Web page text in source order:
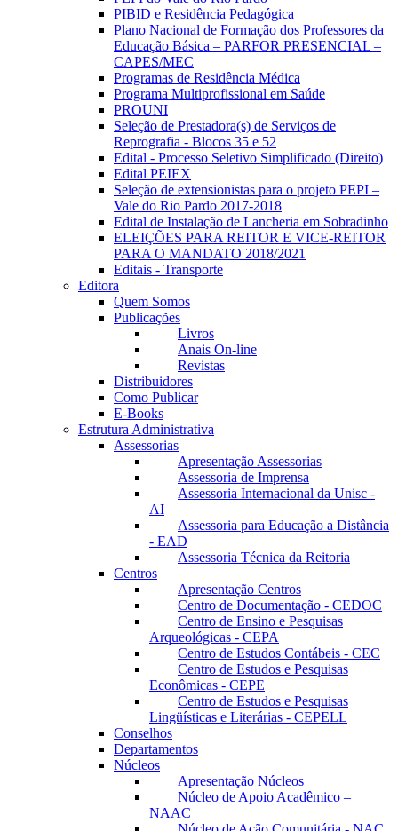
PIBID e Residência Pedagógica
Plano Nacional de Formação dos Professores da
Educação Básica – PARFOR PRESENCIAL –
CAPES/MEC
Programas de Residência Médica
Programa Multiprofissional em Saúde
PROUNI
Seleção de Prestadora(s) de Serviços de
Reprografia - Blocos 35 e 52
Edital - Processo Seletivo Simplificado (Direito)
Edital PEIEX
Seleção de extensionistas para o projeto PEPI –
Vale do Rio Pardo 2017-2018
Edital de Instalação de Lancheria em Sobradinho
ELEIÇÕES PARA REITOR E VICE-REITOR
PARA O MANDATO 2018/2021
Editais - Transporte
Editora
Quem Somos
Publicações
Livros
Anais On-line
Revistas
Distribuidores
Como Publicar
E-Books
Estrutura Administrativa
Assessorias
Apresentação Assessorias
Assessoria de Imprensa
Assessoria Internacional da Unisc -
AI
Assessoria para Educação a Distância
- EAD
Assessoria Técnica da Reitoria
Centros
Apresentação Centros
Centro de Documentação - CEDOC
Centro de Ensino e Pesquisas
Arqueológicas - CEPA
Centro de Estudos Contábeis - CEC
Centro de Estudos e Pesquisas
Econômicas - CEPE
Centro de Estudos e Pesquisas
Lingüísticas e Literárias - CEPELL
Conselhos
Departamentos
Núcleos
Apresentação Núcleos
Núcleo de Apoio Acadêmico –
NAAC